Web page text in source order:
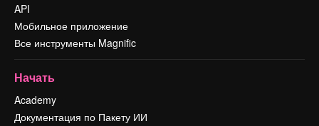
API
Мобильное приложение
Все инструменты Magnific
Начать
Academy
Документация по Пакету ИИ